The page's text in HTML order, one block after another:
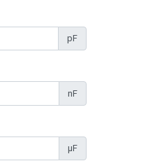
pF
nF
µF